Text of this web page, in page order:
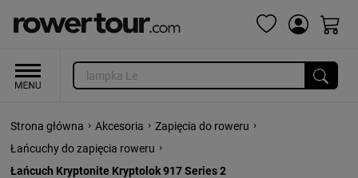
Strona główna › Akcesoria › Zapięcia do roweru ›
Łańcuchy do zapięcia roweru ›
Łańcuch Kryptonite Kryptolok 917 Series 2